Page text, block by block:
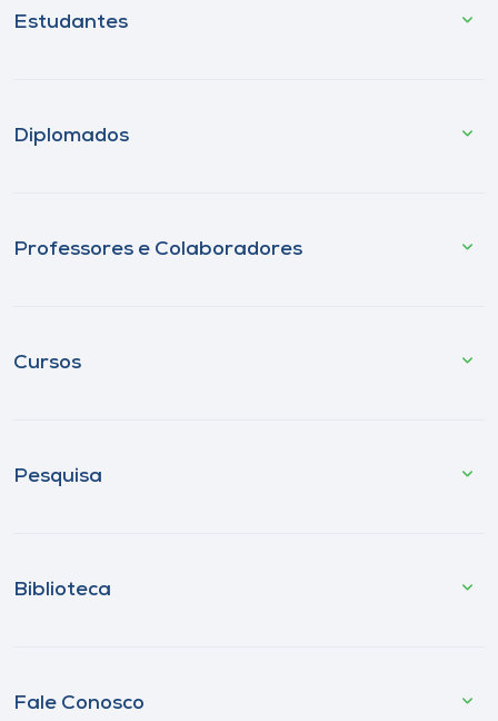
Estudantes
Diplomados
Professores e Colaboradores
Cursos
Pesquisa
Biblioteca
Fale Conosco